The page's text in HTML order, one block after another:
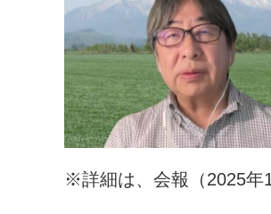
※詳細は、会報（2025年